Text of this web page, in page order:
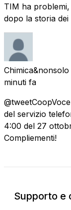
TIM ha
dopo la storia dei
Chimica&nonsolo
minuti fa
del servizio
4:00 del 27
Compliementi!
Supporto e